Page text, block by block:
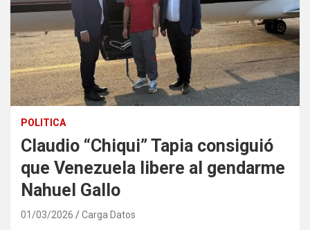
POLITICA
Claudio “Chiqui” Tapia consiguió
que Venezuela libere al gendarme
Nahuel Gallo
01/03/2026 Carga Datos